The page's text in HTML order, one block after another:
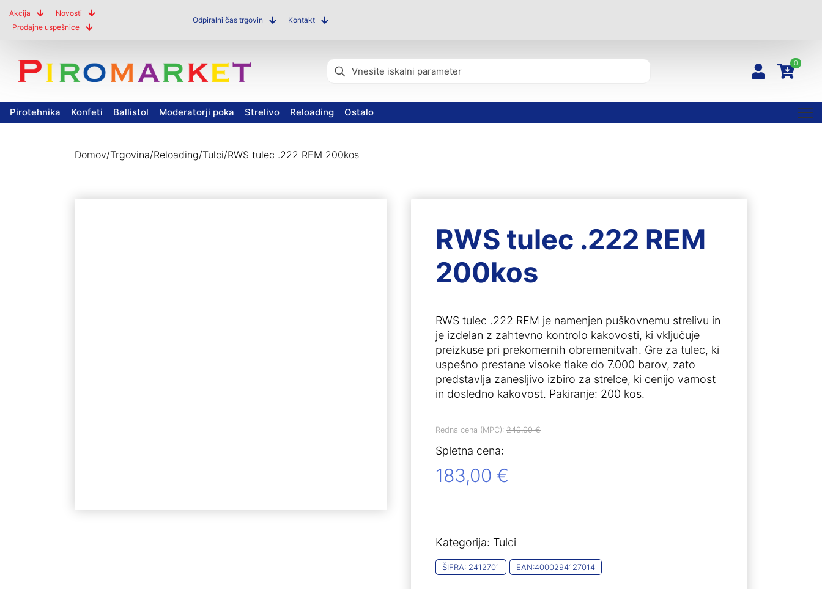
Akcija
Novosti
Prodajne uspešnice
Odpiralni čas trgovin Kontakt
0
Pirotehnika Konfeti Ballistol Moderatorji poka Strelivo Reloading Ostalo
Domov/Trgovina/Reloading/Tulci/RWS tulec .222 REM 200kos
RWS tulec .222 REM
200kos
RWS tulec .222 REM je namenjen puškovnemu strelivu in
je izdelan z zahtevno kontrolo kakovosti, ki vključuje
preizkuse pri prekomernih obremenitvah. Gre za tulec, ki
uspešno prestane visoke tlake do 7.000 barov, zato
predstavlja zanesljivo izbiro za strelce, ki cenijo varnost
in dosledno kakovost. Pakiranje: 200 kos.
Redna cena (MPC): 240,00€
Spletna cena:
183,00 €
Kategorija: Tulci
ŠIFRA: 2412701 EAN:4000294127014